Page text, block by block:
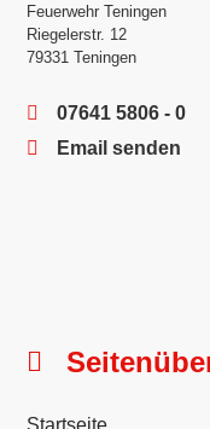
Feuerwehr Teningen
Riegelerstr. 12
79331 Teningen
07641 5806 - 0
Email senden
Startseite